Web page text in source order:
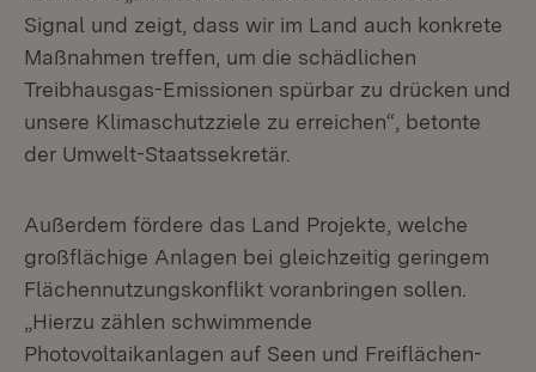
Signal und zeigt, dass wir im Land auch konkrete
Maßnahmen treffen, um die schädlichen
Treibhausgas-Emissionen spürbar zu drücken und
unsere Klimaschutzziele zu erreichen“, betonte
der Umwelt-Staatssekretär.
Außerdem fördere das Land Projekte, welche
großflächige Anlagen bei gleichzeitig geringem
Flächennutzungskonflikt voranbringen sollen.
„Hierzu zählen schwimmende
Photovoltaikanlagen auf Seen und Freiflächen-